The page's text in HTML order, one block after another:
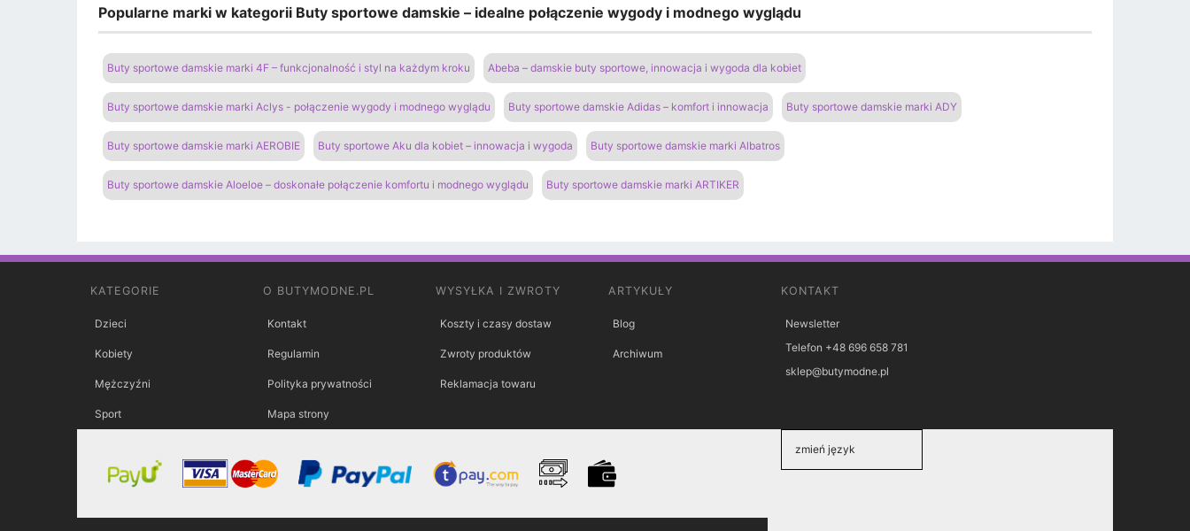
Popularne marki w kategorii Buty sportowe damskie – idealne połączenie wygody i modnego wyglądu
Buty sportowe damskie marki 4F – funkcjonalność i styl na każdym kroku Abeba – damskie buty sportowe, innowacja i wygoda dla kobiet
Buty sportowe damskie marki Aclys - połączenie wygody i modnego wyglądu Buty sportowe damskie Adidas – komfort i innowacja Buty sportowe damskie marki ADY
Buty sportowe damskie marki AEROBIE Buty sportowe Aku dla kobiet – innowacja i wygoda Buty sportowe damskie marki Albatros
Buty sportowe damskie Aloeloe – doskonałe połączenie komfortu i modnego wyglądu Buty sportowe damskie marki ARTIKER
KATEGORIE
Dzieci
Kobiety
Mężczyźni
Sport
O BUTYMODNE.PL
Kontakt
Regulamin
Polityka prywatności
Mapa strony
WYSYŁKA I ZWROTY
Koszty i czasy dostaw
Zwroty produktów
Reklamacja towaru
ARTYKUŁY
Blog
Archiwum
KONTAKT
Newsletter
Telefon +48 696 658 781
sklep@butymodne.pl
zmień język